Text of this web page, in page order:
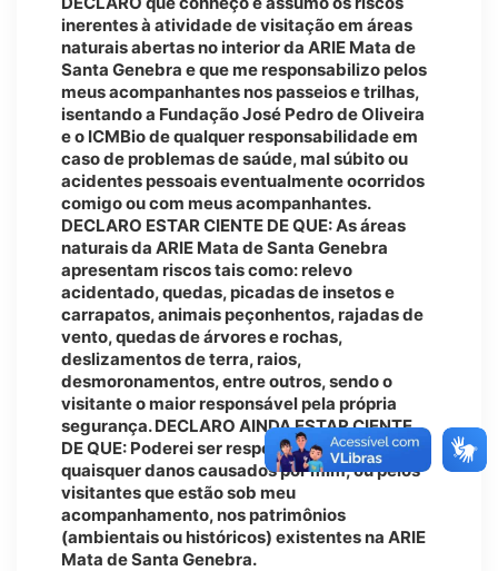
inerentes à atividade de visitação em áreas
naturais abertas no interior da ARIE Mata de
Santa Genebra e que me responsabilizo pelos
meus acompanhantes nos passeios e trilhas,
isentando a Fundação José Pedro de Oliveira
e o ICMBio de qualquer responsabilidade em
caso de problemas de saúde, mal súbito ou
acidentes pessoais eventualmente ocorridos
comigo ou com meus acompanhantes.
DECLARO ESTAR CIENTE DE QUE: As áreas
naturais da ARIE Mata de Santa Genebra
apresentam riscos tais como: relevo
acidentado, quedas, picadas de insetos e
carrapatos, animais peçonhentos, rajadas de
vento, quedas de árvores e rochas,
deslizamentos de terra, raios,
desmoronamentos, entre outros, sendo o
visitante o maior responsável pela própria
segurança. DECLARO AINDA ESTAR CIENTE
DE QUE: Poderei ser responsabilizado por
quaisquer danos causados por mim, ou pelos
visitantes que estão sob meu
acompanhamento, nos patrimônios
(ambientais ou históricos) existentes na ARIE
Mata de Santa Genebra.